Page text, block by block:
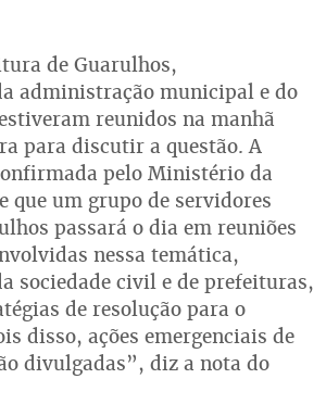
de Guarulhos,
administração municipal e do
reunidos na manhã
para discutir a questão. A
pelo Ministério da
que um grupo de servidores
passará o dia em reuniões
nessa temática,
sociedade civil e de prefeituras,
de resolução para o
disso, ações emergenciais de
divulgadas”, diz a nota do